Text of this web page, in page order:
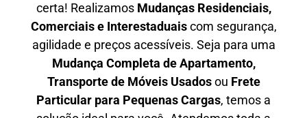
certa! Realizamos Mudanças Residenciais,
Comerciais e Interestaduaiscom segurança,
agilidade e preços acessíveis. Seja para uma
Mudança Completa de Apartamento,
Transporte de Móveis Usadosou Frete
Particular para Pequenas Cargas, temos a